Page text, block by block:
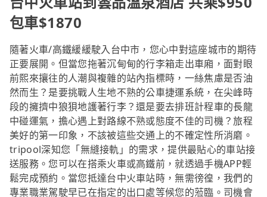
包車$1870
隨著火車/高鐵緩緩駛入台中市，您心中對這座城市的期待
正要展開。但當您拖著沉甸甸的行李箱走出車廂，面對眼
前熙來攘往的人潮與複雜的站內指標時，一絲焦慮是否油
然而生？是要挑戰人生地不熟的公車捷運系統，在尖峰時
段的擁擠中狼狽地護著行李？還是要去排班計程車的長龍
中碰運氣，擔心遇上對路線不熟或態度不佳的司機？旅程
美好的第一印象，不該被這些交通上的不確定性所消磨。
tripool深知您「無縫接軌」的需求，提供最貼心的車站接
送服務。您可以在搭乘火車或高鐵前，就透過手機APP輕
鬆完成預約。當您抵達台中火車站時，無需徬徨，我們的
專業職業駕駛早已在指定的出口處等候您的蒞臨。司機會